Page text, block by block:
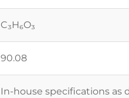
C₃H₆O₃
90.08
In-house specifications as